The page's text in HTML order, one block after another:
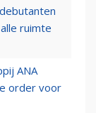
ruimte
ANA
order voor